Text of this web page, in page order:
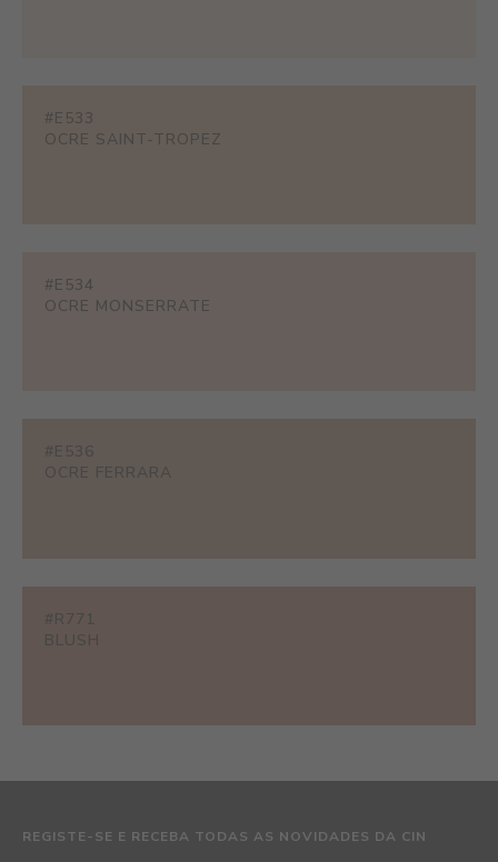
#E533
OCRE SAINT-TROPEZ
#E534
OCRE MONSERRATE
#E536
OCRE FERRARA
#R771
BLUSH
REGISTE-SE E RECEBA TODAS AS NOVIDADES DA CIN